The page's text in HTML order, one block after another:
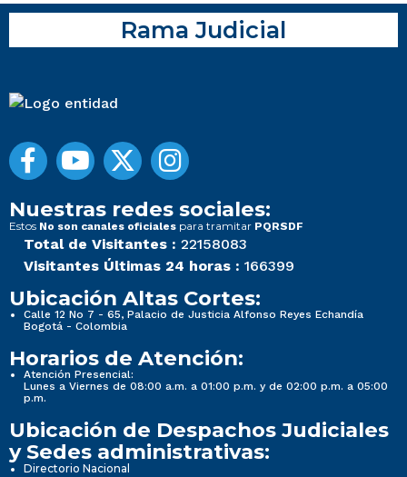
Rama Judicial
Nuestras redes sociales:
Estos No son canales oficiales para tramitar PQRSDF
Total de Visitantes : 22158083
Visitantes Últimas 24 horas : 166399
Ubicación Altas Cortes:
Calle 12 No 7 - 65, Palacio de Justicia Alfonso Reyes Echandía
Bogotá - Colombia
Horarios de Atención:
Atención Presencial:
Lunes a Viernes de 08:00 a.m. a 01:00 p.m. y de 02:00 p.m. a 05:00
p.m.
Ubicación de Despachos Judiciales
y Sedes administrativas:
Directorio Nacional